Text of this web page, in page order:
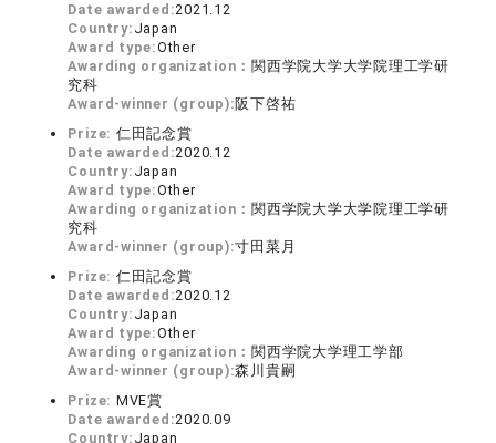
Date awarded:2021.12
Country: Japan
Award type:Other
Awarding organization： 関西学院大学大学院理工学研
究科
Award-winner (group):阪下啓祐
Prize: 仁田記念賞
Date awarded:2020.12
Country: Japan
Award type:Other
Awarding organization： 関西学院大学大学院理工学研
究科
Award-winner (group):寸田菜月
Prize: 仁田記念賞
Date awarded:2020.12
Country: Japan
Award type:Other
Awarding organization： 関西学院大学理工学部
Award-winner (group):森川貴嗣
Prize: MVE賞
Date awarded:2020.09
Country: Japan